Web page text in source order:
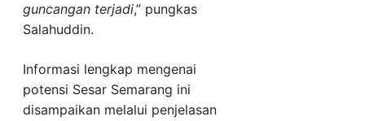
guncangan terjadi,” pungkas
Salahuddin.
Informasi lengkap mengenai
potensi Sesar Semarang ini
disampaikan melalui penjelasan